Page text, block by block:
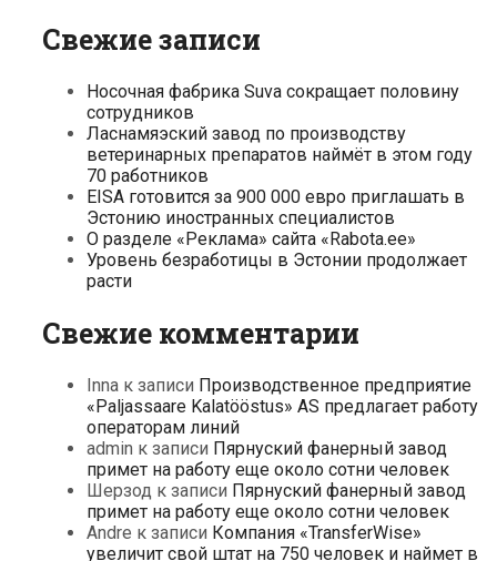
Свежие записи
Носочная фабрика Suva сокращает половину
сотрудников
Ласнамяэский завод по производству
ветеринарных препаратов наймёт в этом году
70 работников
EISA готовится за 900 000 евро приглашать в
Эстонию иностранных специалистов
О разделе «Реклама» сайта «Rabota.ee»
Уровень безработицы в Эстонии продолжает
расти
Свежие комментарии
Inna к записи Производственное предприятие
«Paljassaare Kalatööstus» AS предлагает работу
операторам линий
admin к записи Пярнуский фанерный завод
примет на работу еще около сотни человек
Шерзод к записи Пярнуский фанерный завод
примет на работу еще около сотни человек
Andre к записи Компания «TransferWise»
увеличит свой штат на 750 человек и наймет в